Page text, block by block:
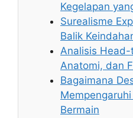
Kegelapan
Surealisme
Balik
Analisis
Anatomi, dan
Bagaimana
Bermain